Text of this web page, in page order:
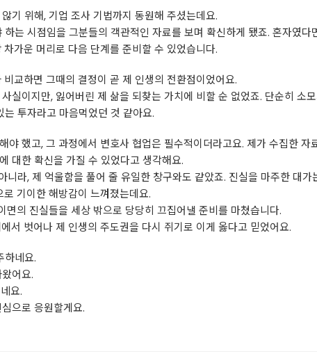
기 위해, 기업 조사 기법까지 동원해 주셨는데요.
는 시점임을 그분들의 객관적인 자료를 보며 확신하게 됐죠. 혼자였다
가운 머리로 다음 단계를 준비할 수 있었습니다.
교하면 그때의 결정이 곧 제 인생의 전환점이었어요.
이지만, 잃어버린 제 삶을 되찾는 가치에 비할 순 없었죠. 단순히 소
투자라고 마음먹었던 것 같아요.
했고, 그 과정에서 변호사 협업은 필수적이더라고요. 제가 수집한 자
대한 확신을 가질 수 있었다고 생각해요.
라, 제 억울함을 풀어 줄 유일한 창구와도 같았죠. 진실을 마주한 대가
기이한 해방감이 느껴졌는데요.
의 진실들을 세상 밖으로 당당히 끄집어낼 준비를 마쳤습니다.
서 벗어나 제 인생의 주도권을 다시 쥐기로 이게 옳다고 믿었어요.
하네요.
어요.
요.
으로 응원할게요.